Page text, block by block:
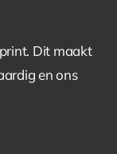
Dit maakt
en ons